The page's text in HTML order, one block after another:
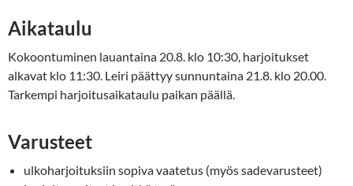
Aikataulu
Kokoontuminen lauantaina 20.8. klo 10:30, harjoitukset
alkavat klo 11:30. Leiri päättyy sunnuntaina 21.8. klo 20.00.
Tarkempi harjoitusaikataulu paikan päällä.
Varusteet
ulkoharjoituksiin sopiva vaatetus (myös sadevarusteet)